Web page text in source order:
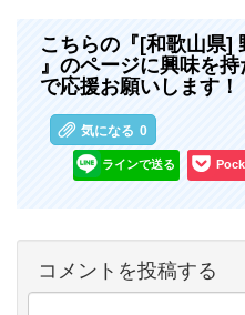
こちらの『[和歌山県]
』のページに興味を
で応援お願いします！
気になる 0
ラインで送る
コメントを投稿する